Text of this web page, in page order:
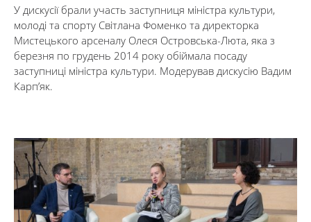
У дискусії брали участь заступниця міністра культури,
молоді та спорту Світлана Фоменко та директорка
Мистецького арсеналу Олеся Островська-Люта, яка з
березня по грудень 2014 року обіймала посаду
заступниці міністра культури. Модерував дискусію Вадим
Карп’як.